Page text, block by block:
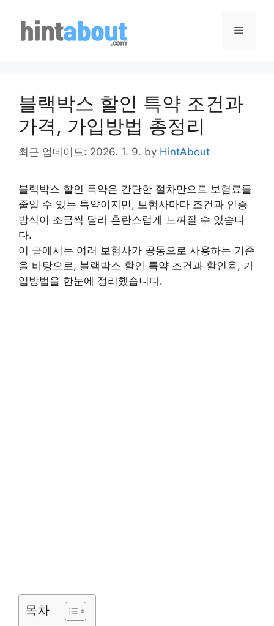
content
Menu
블랙박스 할인 특약 조건과
가격, 가입방법 총정리
최근 업데이트: 2026. 1. 9. by HintAbout
블랙박스 할인 특약은 간단한 절차만으로 보험료를
줄일 수 있는 특약이지만, 보험사마다 조건과 인증
방식이 조금씩 달라 혼란스럽게 느껴질 수 있습니
다.
이 글에서는 여러 보험사가 공통으로 사용하는 기준
을 바탕으로, 블랙박스 할인 특약 조건과 할인율, 가
입방법을 한눈에 정리했습니다.
목차